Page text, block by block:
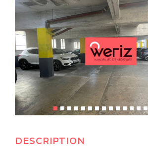
DESCRIPTION